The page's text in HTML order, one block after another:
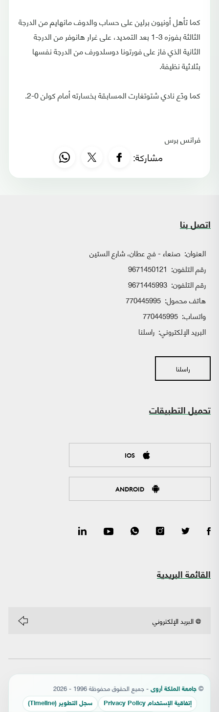
كما تأهل أونيون برلين على حساب والدوف مانهايم من الدرجة
الثالثة بفوزه 3-1 بعد التمديد، على غرار هانوفر من الدرجة
الثانية الذي فاز على فورتونا دوسلدورف من الدرجة نفسها
بثلاثية نظيفة.
كما ودّع نادي شتوتغارت المسابقة بخسارته أمام كولن 0-2.
فرانس برس
مشاركة:
اتصل بنا
العنوان: صنعاء - فج عطان، شارع الستين
رقم التلفون: 9671450121
رقم التلفون: 9671445993
هاتف محمول: 770445995
واتساب:
البريد الإلكتروني: راسلنا
راسلنا
تحميل التطبيقات
IOS
ANDROID
القائمة البريدية
© جامعة الملكة أروى - جميع الحقوق محفوظة 1996 - 2026
إتفاقية الإستخدام Privacy Policy سجل التطوير (Timeline)